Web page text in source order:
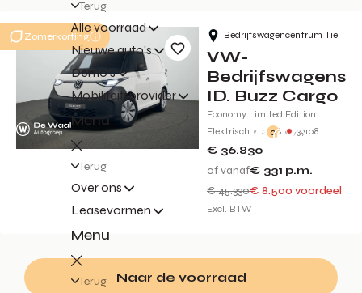
Terug
Alle voorraad
Nieuwe auto's
Demo's
Mobiliteitsprovider
Menu
Terug
Over ons
Leasevormen
Menu
Terug
0
Naar de voorraad
Zomerkorting Bedrijfswagencentrum Tiel
VW-
Bedrijfswagens
ID. Buzz Cargo
Economy Limited Edition
Elektrisch
2026 739108
€ 36.830
of vanaf€ 331 p.m.
€ 45.330€ 8.500 voordeel
Excl. BTW